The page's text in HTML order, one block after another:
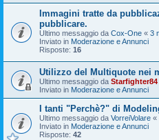
Immagini tratte da
pubblicare.
Ultimo messaggio da Cox-One « 3
Inviato in Moderazione e Annunci
Risposte: 16
Utilizzo del Multiquote nei
Ultimo messaggio da Starfighter84
Inviato in Moderazione e Annunci
I tanti "Perchè?" di
Ultimo messaggio da VorreiVolare «
Inviato in Moderazione e Annunci
Risposte: 42